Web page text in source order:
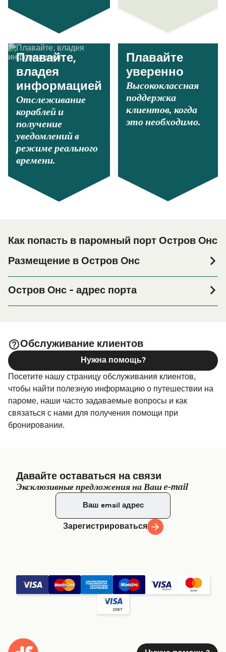
Плавайте,
владея
информацией
Отслеживание
кораблей и
получение
уведомлений в
режиме реального
времени.
Плавайте
уверенно
Высококлассная
поддержка
клиентов, когда
это необходимо.
Как попасть в паромный порт Остров Oнс
Размещение в Остров Oнс
или его окрестностях перед или после вашей поездки,
или если вы ищете вариант проживания на весь
Остров Oнс - адрес порта
Обслуживание клиентов
Посетите нашу страницу обслуживания клиентов,
чтобы найти полезную информацию о путешествии на
пароме, наши часто задаваемые вопросы и как
связаться с нами для получения помощи при
бронировании.
Нужна помощь?
Давайте оставаться на связи
Эксклюзивные предложения на Ваш e-mail
Зарегистрироваться